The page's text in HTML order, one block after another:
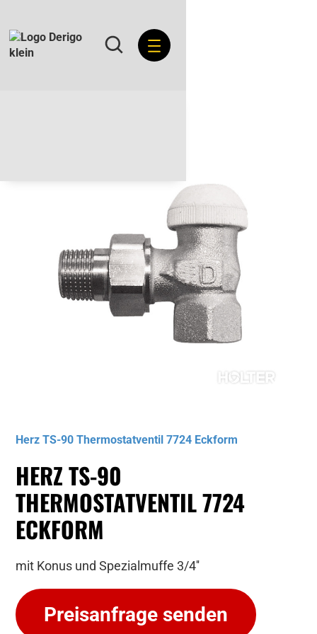
Herz TS-90 Thermostatventil 7724 Eckform
HERZ TS-90
THERMOSTATVENTIL 7724
ECKFORM
mit Konus und Spezialmuffe 3/4''
Preisanfrage senden